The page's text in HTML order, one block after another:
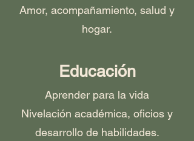
Amor, acompañamiento, salud y
hogar.
Educación
Aprender para la vida
Nivelación académica, oficios y
desarrollo de habilidades.